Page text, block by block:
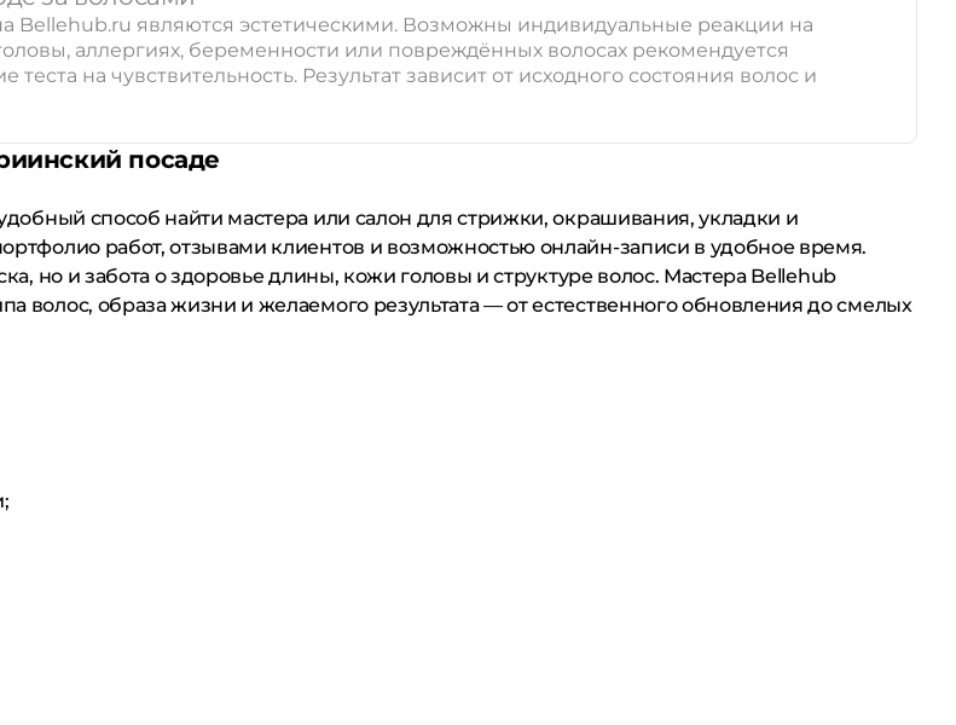
Bellehub.ru являются эстетическими. Возможны индивидуальные реакции на
аллергиях, беременности или повреждённых волосах рекомендуется
на чувствительность. Результат зависит от исходного состояния волос и
посаде
способ найти мастера или салон для стрижки, окрашивания, укладки и
работ, отзывами клиентов и возможностью онлайн-записи в удобное время.
но и забота о здоровье длины, кожи головы и структуре волос. Мастера Bellehub
волос, образа жизни и желаемого результата — от естественного обновления до смелых